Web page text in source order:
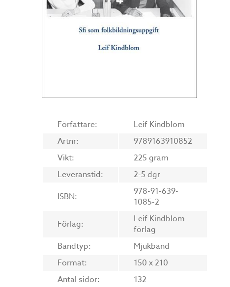
Författare:
Leif Kindblom
Artnr:
9789163910852
Vikt:
225 gram
Leveranstid:
2-5 dgr
ISBN:
978-91-639-
1085-2
Förlag:
Leif Kindblom
förlag
Bandtyp:
Mjukband
Format:
150 x 210
Antal sidor:
132